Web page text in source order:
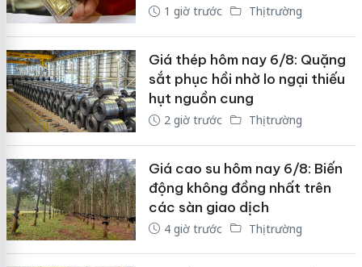
1 giờ trước Thị trường
Giá thép hôm nay 6/8: Quặng
sắt phục hồi nhờ lo ngại thiếu
hụt nguồn cung
2 giờ trước Thị trường
Giá cao su hôm nay 6/8: Biến
động không đồng nhất trên
các sàn giao dịch
4 giờ trước Thị trường